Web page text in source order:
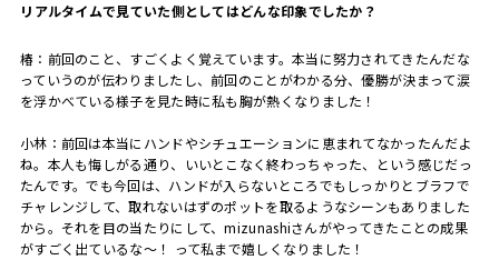
――リアルタイムで見ていた側としてはどんな印象でしたか？
椿：前回のこと、すごくよく覚えています。本当に努力されてきたんだな
っていうのが伝わりましたし、前回のことがわかる分、優勝が決まって涙
を浮かべている様子を見た時に私も胸が熱くなりました！
小林：前回は本当にハンドやシチュエーションに恵まれてなかったんだよ
ね。本人も悔しがる通り、いいとこなく終わっちゃった、という感じだっ
たんです。でも今回は、ハンドが入らないところでもしっかりとブラフで
チャレンジして、取れないはずのポットを取るようなシーンもありました
から。それを目の当たりにして、mizunashiさんがやってきたことの成果
がすごく出ているな〜！ って私まで嬉しくなりました！